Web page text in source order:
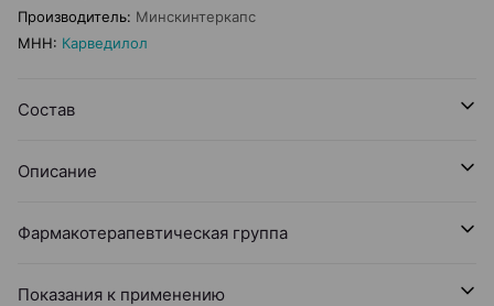
Производитель: Минскинтеркапс
МНН: Карведилол
Состав
Описание
Фармакотерапевтическая группа
Показания к применению